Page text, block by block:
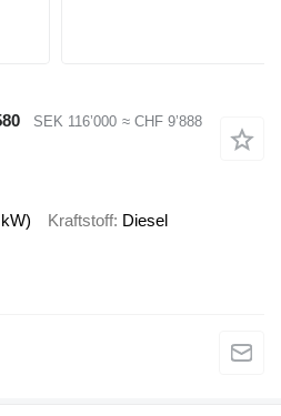
SEK 116’000 ≈ CHF 9’888
Kraftstoff Diesel